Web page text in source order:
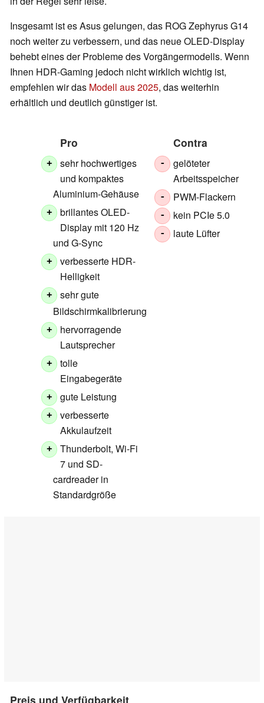
Insgesamt ist es Asus gelungen, das ROG Zephyrus G14
noch weiter zu verbessern, und das neue OLED-Display
behebt eines der Probleme des Vorgängermodells. Wenn
Ihnen HDR-Gaming jedoch nicht wirklich wichtig ist,
empfehlen wir das Modell aus 2025, das weiterhin
erhältlich und deutlich günstiger ist.
Pro
+
sehr hochwertiges
und kompaktes
Aluminium-Gehäuse
+
brillantes OLED-
Display mit 120 Hz
und G-Sync
+
verbesserte HDR-
Helligkeit
+
sehr gute
Bildschirmkalibrierung
+
hervorragende
Lautsprecher
+
tolle
Eingabegeräte
+ gute Leistung
+
verbesserte
Akkulaufzeit
+
Thunderbolt, Wi-Fi
7 und SD-
cardreader in
Standardgröße
Contra
-
gelöteter
Arbeitsspeicher
- PWM-Flackern
- kein PCIe 5.0
- laute Lüfter
Preis und Verfügbarkeit